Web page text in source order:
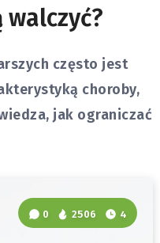
często jest
choroby,
jak ograniczać
0 2506 4